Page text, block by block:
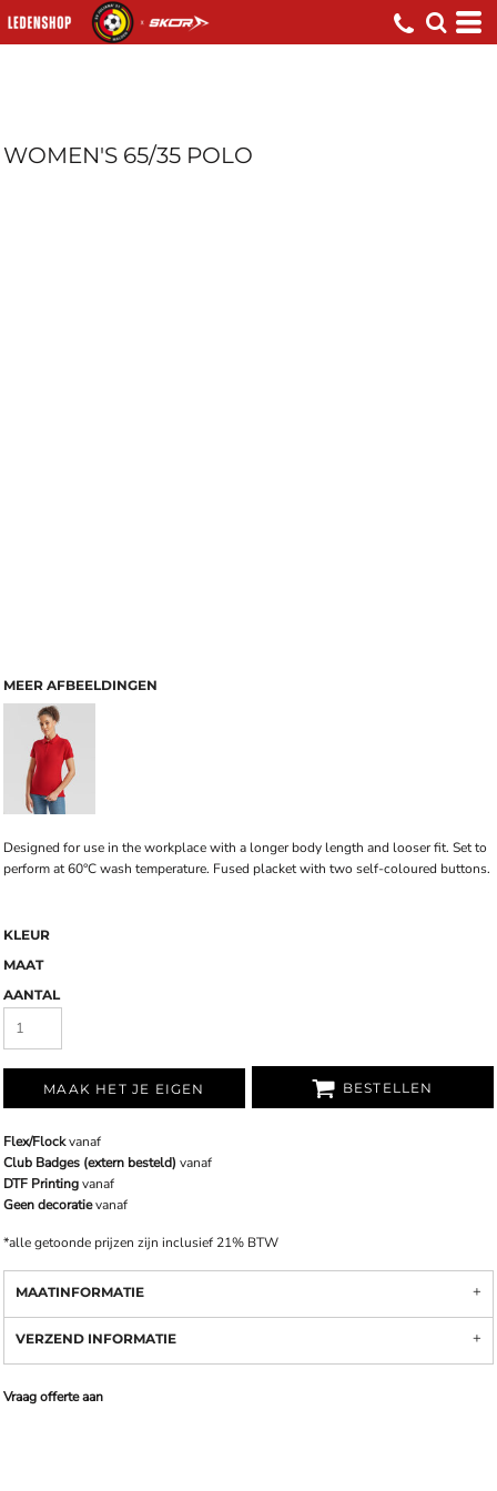
WOMEN'S 65/35 POLO
MEER AFBEELDINGEN
Designed for use in the workplace with a longer body length and looser fit. Set to
perform at 60°C wash temperature. Fused placket with two self-coloured buttons.
KLEUR
MAAT
AANTAL
MAAK HET JE EIGEN BESTELLEN
Flex/Flockvanaf
Club Badges (extern besteld) vanaf
DTF Printingvanaf
Geen decoratievanaf
*alle getoonde prijzen zijn inclusief 21% BTW
MAATINFORMATIE
VERZEND INFORMATIE
Vraag offerte aan